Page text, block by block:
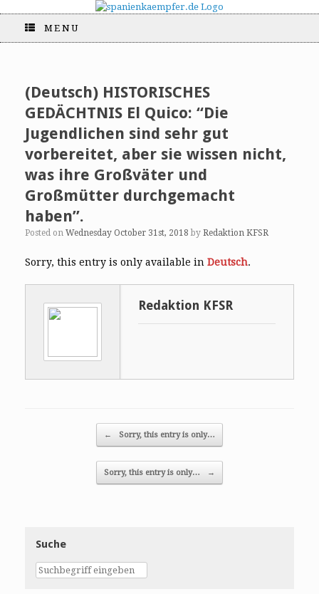
MENU
(Deutsch) HISTORISCHES
GEDÄCHTNIS El Quico: “Die
Jugendlichen sind sehr gut
vorbereitet, aber sie wissen nicht,
was ihre Großväter und
Großmütter durchgemacht
haben”.
Posted on Wednesday October 31st, 2018 by Redaktion KFSR
Sorry, this entry is only available in Deutsch.
Redaktion KFSR
← Sorry, this entry is only…
Sorry, this entry is only… →
Suche